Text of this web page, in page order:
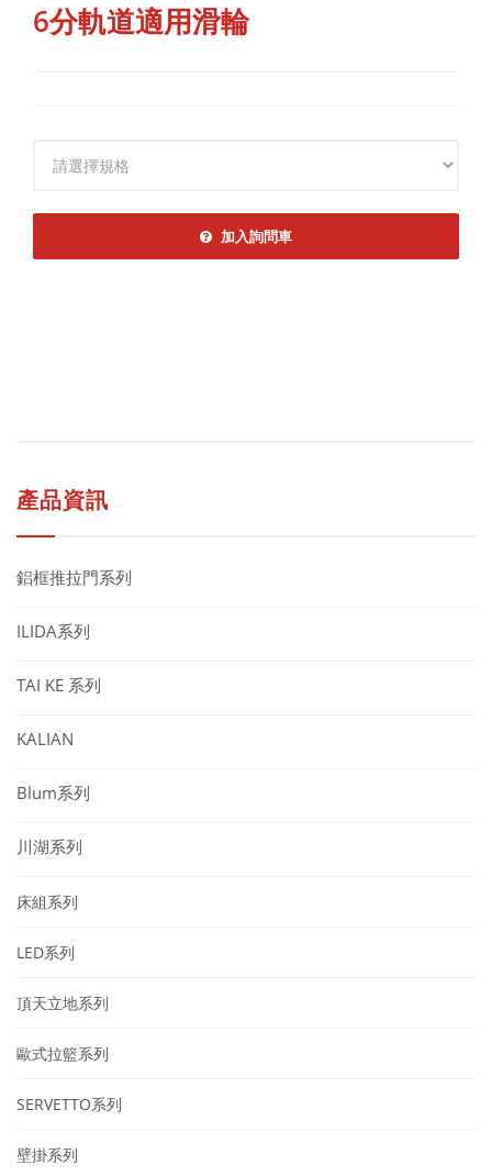
產品資訊
鋁框推拉門系列
ILIDA系列
TAI KE 系列
KALIAN
Blum系列
川湖系列
床組系列
LED系列
頂天立地系列
歐式拉籃系列
SERVETTO系列
壁掛系列
6分軌道適用滑輪
加入詢問車